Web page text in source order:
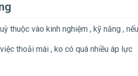
thuộc vào kinh nghiệm , kỹ năng ,
thoải mái , ko có quá nhiều áp lực